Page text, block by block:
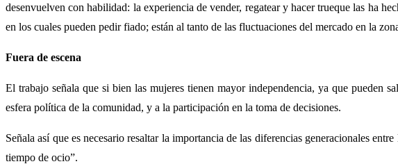
desenvuelven con habilidad: la experiencia de vender, regatear y hacer trueque las ha
en los cuales pueden pedir fiado; están al tanto de las fluctuaciones del mercado en la
Fuera de escena
El trabajo señala que si bien las mujeres tienen mayor independencia, ya que pueden
esfera política de la comunidad, y a la participación en la toma de decisiones.
Señala así que es necesario resaltar la importancia de las diferencias generacionales
tiempo de ocio”.